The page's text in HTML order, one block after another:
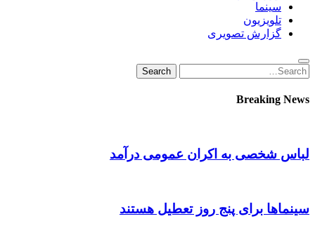
سینما
تلویزیون
گزارش تصویری
Search
for:
Search
Breaking News
لباس شخصی به اکران عمومی درآمد
سینماها برای پنج‌ روز تعطیل هستند